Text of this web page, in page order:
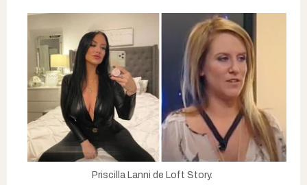
Priscilla Lanni de Loft Story.